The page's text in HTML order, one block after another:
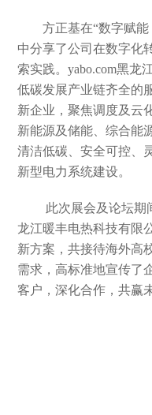
方正基在“数字赋
中分享了公司在数字化
索实践。yabo.com黑龙
低碳发展产业链齐全的
新企业，聚焦调度及云
新能源及储能、综合能
清洁低碳、安全可控、
新型电力系统建设。
此次展会及论坛期
龙江暖丰电热科技有限
新方案，共接待海外高
需求，高标准地宣传了
客户，深化合作，共赢